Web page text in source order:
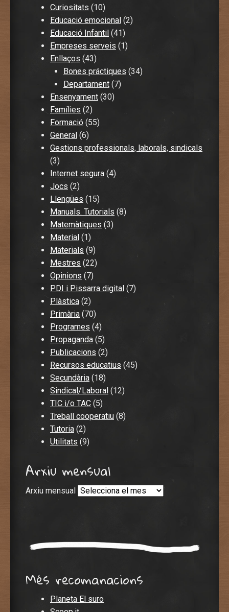
Curiositats (10)
Educació emocional (2)
Educació Infantil (41)
Empreses serveis (1)
Enllaços (43)
Bones práctiques (34)
Departament(7)
Ensenyament (30)
Famílies (2)
Formació (55)
General (6)
Gestions professionals, laborals, sindicals
(3)
Internet segura (4)
Jocs (2)
Llengües (15)
Manuals. Tutorials (8)
Matemàtiques (3)
Material (1)
Materials (9)
Mestres (22)
Opinions (7)
PDI i Pissarra digital (7)
Plàstica (2)
Primària (70)
Programes (4)
Propaganda (5)
Publicacions (2)
Recursos educatius (45)
Secundària (18)
Sindical/Laboral (12)
TIC i/o TAC (5)
Treball cooperatiu (8)
Tutoria (2)
Utilitats (9)
Arxiu mensual
Arxiu mensual
Més recomanacions
Planeta El suro